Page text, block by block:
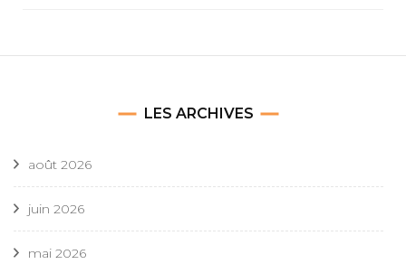
LES ARCHIVES
août 2026
juin 2026
mai 2026